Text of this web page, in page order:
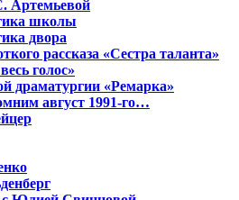
Артемьевой
школы
двора
рассказа «Сестра таланта»
голос»
драматургии «Ремарка»
август 1991-го…